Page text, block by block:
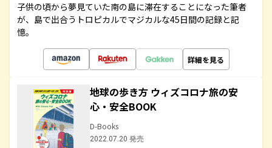
子供の頃から夢見ていた南の島に滞在することになった筆者
が、島で出合うトロピカルでマジカルな45日間の記録と記
憶。
詳細を見る
地球の歩き方 ウィズコロナ旅の安
心・安全BOOK
D-Books
2022.07.20 発売